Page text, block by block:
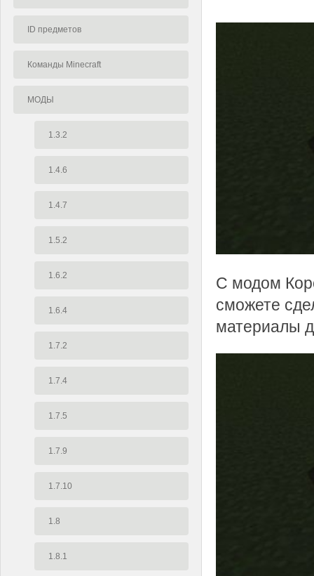
ID предметов
Команды Minecraft
МОДЫ
1.3.2
1.4.6
1.4.7
1.5.2
1.6.2
1.6.4
1.7.2
1.7.4
1.7.5
1.7.9
1.7.10
1.8
1.8.1
С модом
сможете
материалы